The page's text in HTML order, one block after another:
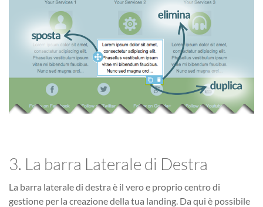
3. La barra Laterale di Destra
La barra laterale di destra è il vero e proprio centro di
gestione per la creazione della tua landing. Da qui è possibile